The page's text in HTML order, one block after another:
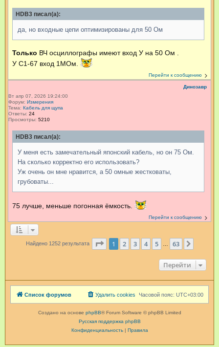
HDB3 писал(а):
да, но входные цепи оптимизированы для 50 Ом
Только ВЧ осциллографы имеют вход У на 50 Ом .
У С1-67 вход 1МОм.
Перейти к сообщению
Динозавр
Вт апр 07, 2026 19:24:00
Форум: Измерения
Тема: Кабель для щупа
Ответы: 24
Просмотры: 5210
HDB3 писал(а):
У меня есть замечательный японский кабель, но он 75 Ом.
На сколько корректно его использовать?
Уж очень он мне нравится, а 50 омные жестковаты,
грубоваты...
75 лучше, меньше погонная ёмкость.
Перейти к сообщению
Найдено 1252 результата Страница из 63
1 2 3 4 5 63
Перейти
Список форумов Часовой пояс: UTC+03:00
Удалить cookies
Создано на основе phpBB® Forum Software © phpBB Limited
Русская поддержка phpBB
Конфиденциальность| Правила